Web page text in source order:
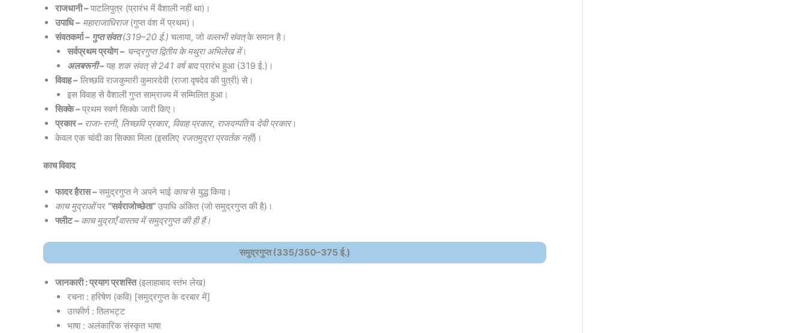
राजधानी –पाटलिपुत्र (प्रारंभ में वैशाली नहीं था)।
उपाधि – महाराजाधिराज(गुप्त वंश में प्रथम)।
संवतकर्मा – गुप्त संवत(319–20 ई.) चलाया, जो वल्लभी संवत्के समान है।
सर्वप्रथम प्रयोग – चन्द्रगुप्त द्वितीय के मथुरा अभिलेख में।
अलबरूनी–यह शक संवत् से 241 वर्ष बादप्रारंभ हुआ (319 ई.)।
विवाह – लिच्छवि राजकुमारी कुमारदेवी (राजा वृषदेव की पुत्री) से।
इस विवाह से वैशाली गुप्त साम्राज्य में सम्मिलित हुआ।
सिक्के –प्रथम स्वर्ण सिक्के जारी किए।
प्रकार – राजा-रानी, लिच्छवि प्रकार, विवाह प्रकार, राजदम्पतिव देवी प्रकार।
केवल एक चांदी का सिक्का मिला (इसलिए रजतमुद्रा प्रवर्तक नहीं)।
काच विवाद
फादर हैरास –समुद्रगुप्त ने अपने भाई काचसे युद्ध किया।
काच मुद्राओंपर “सर्वराजोच्छेता”उपाधि अंकित (जो समुद्रगुप्त की है)।
फ्लीट – काच मुद्राएँ वास्तव में समुद्रगुप्त की ही हैं।
समुद्रगुप्त (335/350–375 ई.)
जानकारी : प्रयाग प्रशस्ति(इलाहाबाद स्तंभ लेख)
रचना : हरिषेण (कवि) [समुद्रगुप्त के दरबार में]
उत्कीर्ण : तिलभट्ट
भाषा : अलंकारिक संस्कृत भाषा